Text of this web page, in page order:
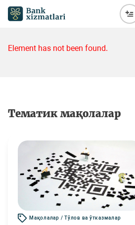
Element has not been found.
Тематик мақолалар
Мақолалар / Тўлов ва ўтказмалар